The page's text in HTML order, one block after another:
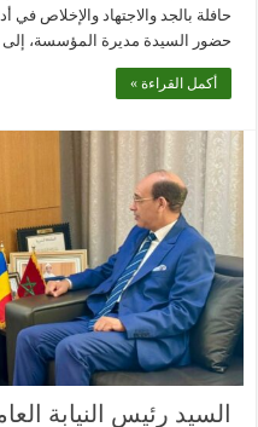
حافلة بالجد والاجتهاد والإخلاص في
حضور السيدة مديرة المؤسسة، إلى
أكمل القراءة »
السيد رئيس النيابة